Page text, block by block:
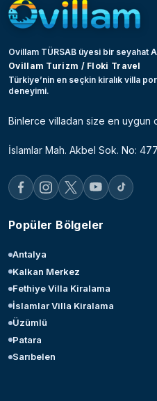
Ovillam TÜRSAB üyesi bir seyahat
Ovillam Turizm / Floki Travel
Türkiye’nin en seçkin kiralık villa
deneyimi.
Binlerce villadan size en uygun
İslamlar Mah. Akbel Sok. No:
Popüler Bölgeler
Antalya
Kalkan Merkez
Fethiye Villa Kiralama
İslamlar Villa Kiralama
Üzümlü
Patara
Sarıbelen